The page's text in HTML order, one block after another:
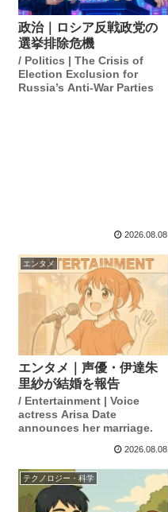
政治｜ロシア反戦政党の
選挙排除危機
/ Politics | The Crisis of
Election Exclusion for
Russia’s Anti-War Parties
2026.08.08
エンタメ
エンタメ｜声優・伊達朱
里紗が結婚を報告
/ Entertainment | Voice
actress Arisa Date
announces her marriage.
2026.08.08
テクノロジー・科学